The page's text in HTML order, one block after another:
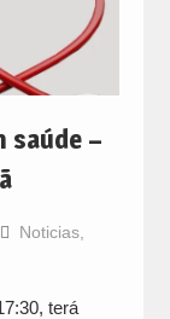
saúde –
Noticias,
terá